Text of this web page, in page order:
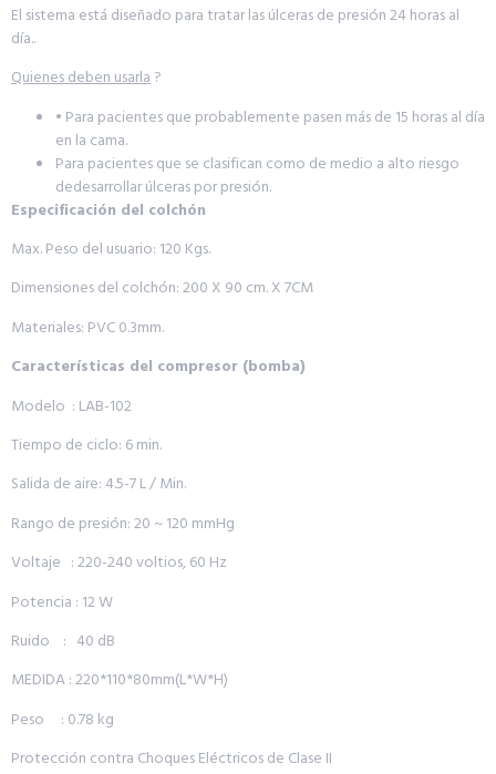
El sistema está diseñado para tratar las úlceras de presión 24 horas al
día..
Quienes deben usarla?
• Para pacientes que probablemente pasen más de 15 horas al día
en la cama.
Para pacientes que se clasifican como de medio a alto riesgo
dedesarrollar úlceras por presión.
Especificación del colchón
Max. Peso del usuario: 120 Kgs.
Dimensiones del colchón: 200 X 90 cm. X 7CM
Materiales: PVC 0.3mm.
Características del compresor (bomba)
Modelo : LAB-102
Tiempo de ciclo: 6 min.
Salida de aire: 4.5-7 L / Min.
Rango de presión: 20 ~ 120 mmHg
Voltaje : 220-240 voltios, 60 Hz
Potencia : 12 W
Ruido : 40 dB
MEDIDA : 220*110*80mm(L*W*H)
Peso : 0.78 kg
Protección contra Choques Eléctricos de Clase II